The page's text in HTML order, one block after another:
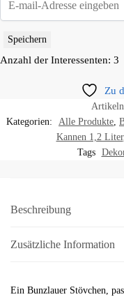
Speichern
Anzahl der Interessenten: 3
Zu
Kategorien:
Alle Produkte,
Kannen 1,2 Liter
Tags
Beschreibung
Zusätzliche Information
Ein Bunzlauer Stövchen,